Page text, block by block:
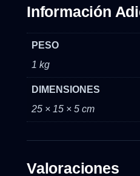
Información
PESO
1 kg
DIMENSIONES
25 × 15 × 5 cm
Valoraciones